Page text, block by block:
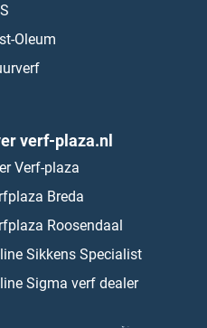
Oleum
verf-plaza.nl
Verf-plaza
Breda
Roosendaal
Sikkens Specialist
Sigma verf dealer